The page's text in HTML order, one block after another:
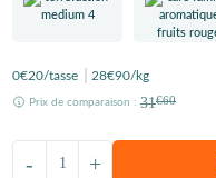
0€20/tasse 28€90/kg
Prix de comparaison : 31€60
+
-